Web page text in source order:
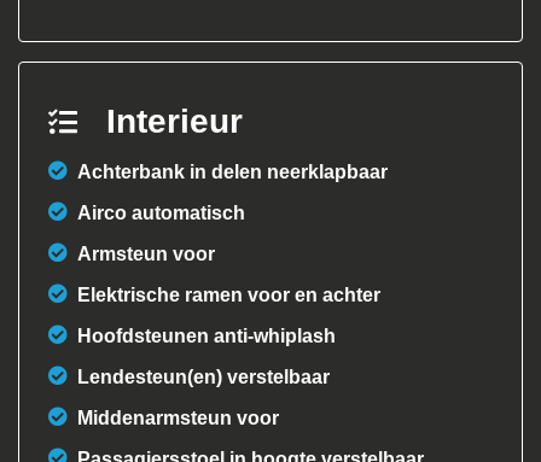
Interieur
Achterbank in delen neerklapbaar
Airco automatisch
Armsteun voor
Elektrische ramen voor en achter
Hoofdsteunen anti-whiplash
Lendesteun(en) verstelbaar
Middenarmsteun voor